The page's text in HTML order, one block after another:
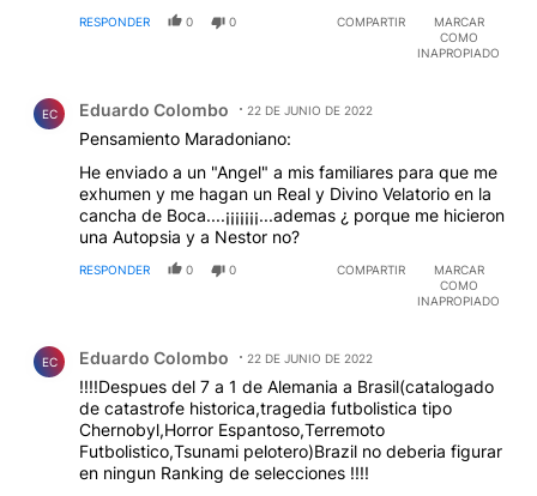
RESPONDER 0 0 COMPARTIR
MARCAR
COMO
INAPROPIADO
EC Eduardo Colombo 22 DE JUNIO DE 2022
Pensamiento Maradoniano:
He enviado a un "Angel" a mis familiares para que me
exhumen y me hagan un Real y Divino Velatorio en la
cancha de Boca....¡¡¡¡¡¡¡...ademas ¿ porque me hicieron
una Autopsia y a Nestor no?
RESPONDER 0 0 COMPARTIR
MARCAR
COMO
INAPROPIADO
EC Eduardo Colombo 22 DE JUNIO DE 2022
!!!!Despues del 7 a 1 de Alemania a Brasil(catalogado
de catastrofe historica,tragedia futbolistica tipo
Chernobyl,Horror Espantoso,Terremoto
Futbolistico,Tsunami pelotero)Brazil no deberia figurar
en ningun Ranking de selecciones !!!!